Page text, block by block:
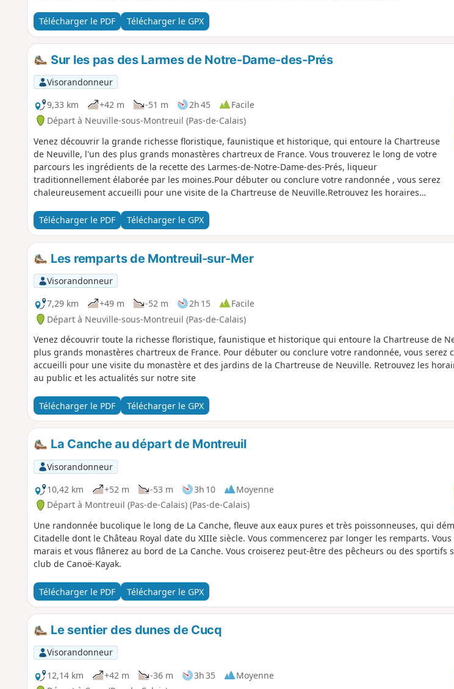
Télécharger le PDF Télécharger le GPX
Sur les pas des Larmes de Notre-Dame-des-Prés
Visorandonneur
9,33 km
+42 m -51 m 2h 45
Facile
Départ à Neuville-sous-Montreuil (Pas-de-Calais)
Venez découvrir la grande richesse floristique, faunistique et historique, qui entoure la Chartreuse
de Neuville, l'un des plus grands monastères chartreux de France. Vous trouverez le long de votre
parcours les ingrédients de la recette des Larmes-de-Notre-Dame-des-Prés, liqueur
traditionnellement élaborée par les moines.Pour débuter ou conclure votre randonnée , vous serez
chaleureusement accueilli pour une visite de la Chartreuse de Neuville.Retrouvez les horaires
Télécharger le PDF
Télécharger le GPX
Les remparts de Montreuil-sur-Mer
Visorandonneur
7,29 km
+49 m -52 m 2h 15
Facile
Départ à Neuville-sous-Montreuil (Pas-de-Calais)
Venez découvrir toute la richesse floristique, faunistique et historique qui entoure la Chartreuse de
plus grands monastères chartreux de France. Pour débuter ou conclure votre randonnée, vous serez
accueilli pour une visite du monastère et des jardins de la Chartreuse de Neuville. Retrouvez les
au public et les actualités sur notre site
Télécharger le PDF Télécharger le GPX
La Canche au départ de Montreuil
Visorandonneur
10,42 km
+52 m -53 m 3h 10
Moyenne
Départ à Montreuil (Pas-de-Calais) (Pas-de-Calais)
Une randonnée bucolique le long de La Canche, fleuve aux eaux pures et très poissonneuses, qui
Citadelle dont le Château Royal date du XIIIe siècle. Vous commencerez par longer les remparts.
marais et vous flânerez au bord de La Canche. Vous croiserez peut-être des pêcheurs ou des sportifs
club de Canoë-Kayak.
Télécharger le PDF Télécharger le GPX
Le sentier des dunes de Cucq
Visorandonneur
12,14 km
+42 m -36 m 3h 35
Moyenne